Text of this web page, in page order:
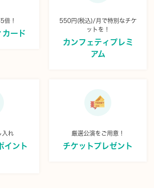
倍！
カード
550円(税込)/月で特別なチケ
ットを！
カンフェティプレミ
アム
入れ
イント
厳選公演をご用意！
チケットプレゼント